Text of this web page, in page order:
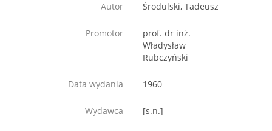
Autor Środulski, Tadeusz
Promotor
prof. dr inż.
Władysław
Rubczyński
Data wydania 1960
Wydawca [s.n.]